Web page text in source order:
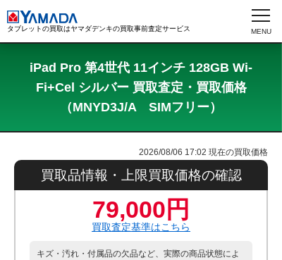
タブレットの買取はヤマダデンキの買取事前査定サービス
iPad Pro 第4世代 11インチ 128GB Wi-
Fi+Cel シルバー 買取査定・買取価格
（MNYD3J/A SIMフリー）
2026/08/06 17:02 現在の買取価格
買取品情報・上限買取価格の確認
79,000円
買取査定基準はこちら
キズ・汚れ・付属品の欠品など、実際の商品状態によ